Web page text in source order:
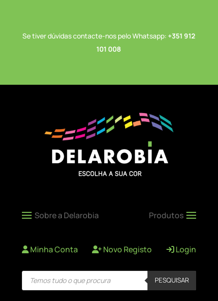
Se tiver dúvidas contacte-nos pelo Whatsapp: +351 912
101 008
Minha Conta Novo Registo Login
Products
search PESQUISAR